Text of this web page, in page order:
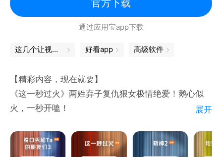
【电影】
《消失的人》热播中，居民楼离奇案件谁才是幕后真
凶！
《超级马力欧银河大电影》热播中，水管工这回上天
了！
《河狸变身计划》热播中，大火蜥蜴表情包出处，一起
尖叫吧！
《猪猪侠大电影之竞速小英雄》热播中，猪猪侠开飞车
官方下载
通过应用宝app下载
这几个让视障人士世界「亮」起来的App 好看app 高级软件
【精彩内容，现在就要】
《这一秒过火》两姓弃子复仇狠女极情绝爱！鹅心似
火，一秒开嗑！
演习燃爆逆袭
《地球超新鲜 第2季》地球厨王大赛！刘宇宁宋茜堵上
展开